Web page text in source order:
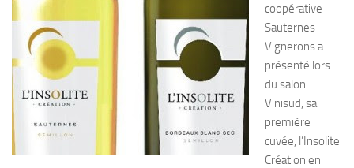
coopérative
Sauternes
Vignerons a
présenté lors
du salon
Vinisud, sa
première
cuvée, l’Insolite
Création en